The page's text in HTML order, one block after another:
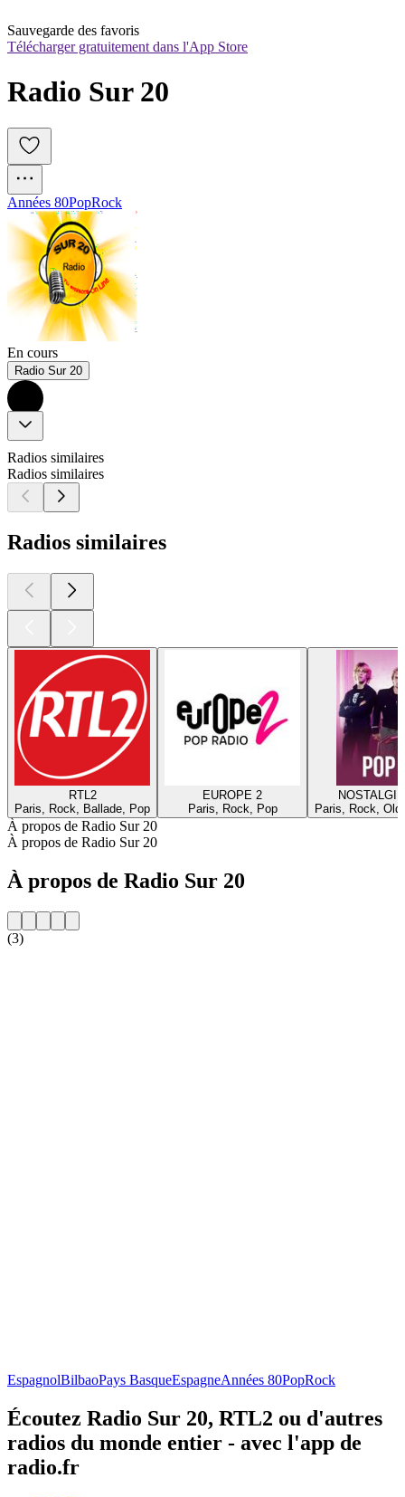
Sauvegarde des favoris
Télécharger gratuitement dans l'App Store
Radio Sur 20
Années 80PopRock
En cours
Radio Sur 20
Radios similaires
Radios similaires
Radios similaires
RTL2
Paris, Rock, Ballade, Pop
EUROPE 2
Paris, Rock, Pop
Paris, Rock,
À propos de Radio Sur 20
À propos de Radio Sur 20
À propos de Radio Sur 20
(3)
EspagnolBilbaoPays BasqueEspagneAnnées 80PopRock
Écoutez Radio Sur 20, RTL2 ou d'autres
radios du monde entier - avec l'app de
radio.fr